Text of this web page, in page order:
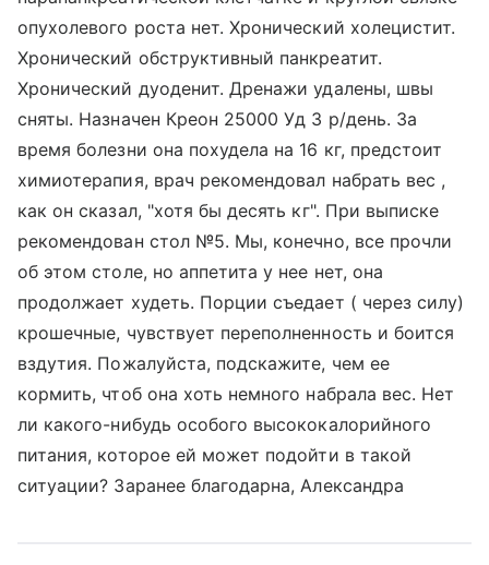
опухолевого роста нет. Хронический холецистит.
Хронический обструктивный панкреатит.
Хронический дуоденит. Дренажи удалены, швы
сняты. Назначен Креон 25000 Уд 3 р/день. За
время болезни она похудела на 16 кг, предстоит
химиотерапия, врач рекомендовал набрать вес ,
как он сказал, "хотя бы десять кг". При выписке
рекомендован стол №5. Мы, конечно, все прочли
об этом столе, но аппетита у нее нет, она
продолжает худеть. Порции съедает ( через силу)
крошечные, чувствует переполненность и боится
вздутия. Пожалуйста, подскажите, чем ее
кормить, чтоб она хоть немного набрала вес. Нет
ли какого-нибудь особого высококалорийного
питания, которое ей может подойти в такой
ситуации? Заранее благодарна, Александра